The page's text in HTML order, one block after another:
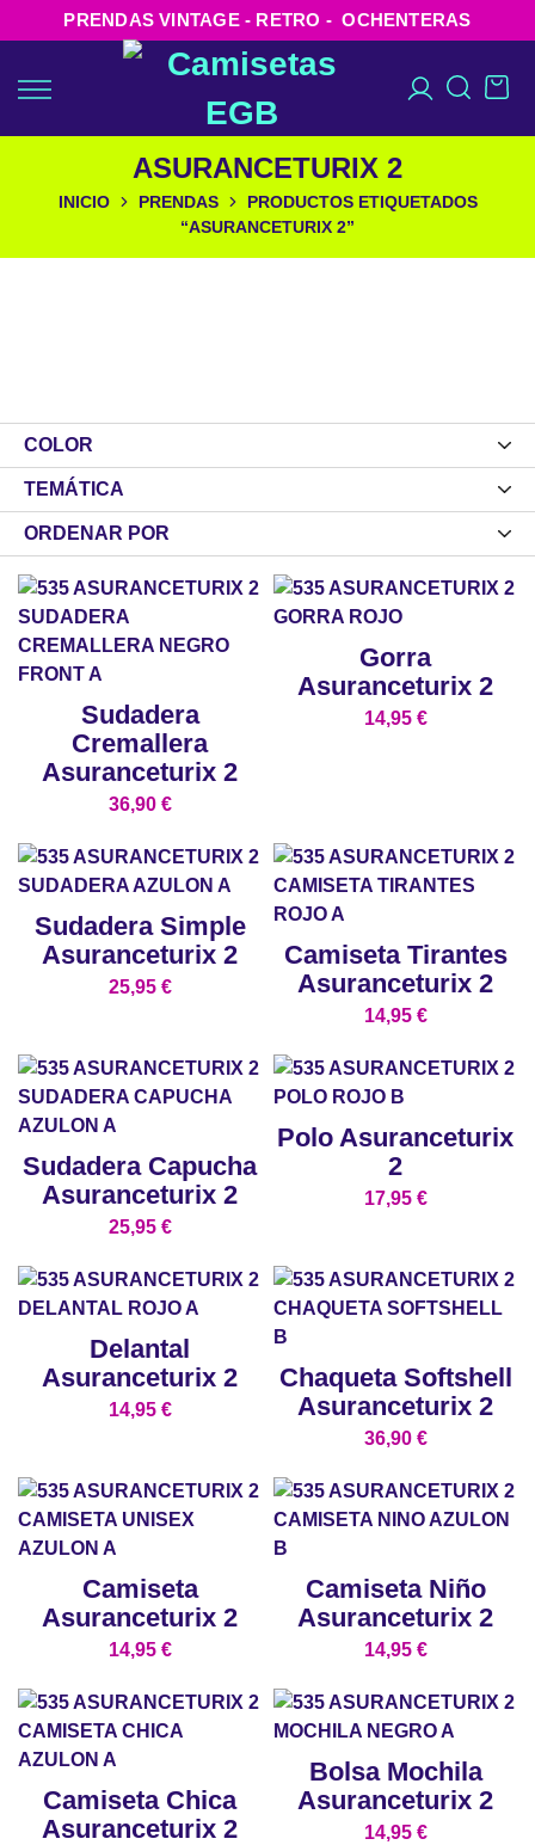
PRENDAS VINTAGE - RETRO - OCHENTERAS
INICIO PRENDAS
PRODUCTOS ETIQUETADOS
“ASURANCETURIX 2”
ASURANCETURIX 2
COLOR
TEMÁTICA
ORDENAR POR
Sudadera
Cremallera
Asuranceturix 2
36,90 €
Gorra
Asuranceturix 2
14,95 €
Sudadera Simple
Asuranceturix 2
25,95 €
Camiseta Tirantes
Asuranceturix 2
14,95 €
Sudadera Capucha
Asuranceturix 2
25,95 €
Polo Asuranceturix
2
17,95 €
Delantal
Asuranceturix 2
14,95 €
Chaqueta Softshell
Asuranceturix 2
36,90 €
Camiseta
Asuranceturix 2
14,95 €
Camiseta Niño
Asuranceturix 2
14,95 €
Camiseta Chica
Asuranceturix 2
Bolsa Mochila
Asuranceturix 2
14,95 €